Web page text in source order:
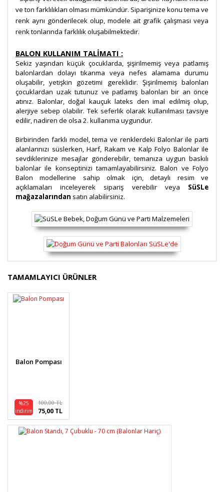
ve ton farklılıkları olması mümkündür. Siparişinize konu tema ve
renk aynı gönderilecek olup, modele ait grafik çalışması veya
renk tonlarında farklılık oluşabilmektedir.
BALON KULLANIM TALİMATI :
Sekiz yaşından küçük çocuklarda, şişirilmemiş veya patlamış
balonlardan dolayı tıkanma veya nefes alamama durumu
oluşabilir, yetişkin gözetimi gereklidir. Şişirilmemiş balonları
çocuklardan uzak tutunuz ve patlamış balonları bir an önce
atınız. Balonlar, doğal kauçuk lateks den imal edilmiş olup,
alerjiye sebep olabilir. Tek seferlik olarak kullanılması tavsiye
edilir, nadiren de olsa 2. kullanıma uygundur.
Birbirinden farklı model, tema ve renklerdeki Balonlar ile parti
alanlarınızı süslerken, Harf, Rakam ve Kalp Folyo Balonlar ile
sevdiklerinize mesajlar gönderebilir, temanıza uygun baskılı
balonlar ile konseptinizi tamamlayabilirsiniz. Balon ve Folyo
Balon modellerine sahip olmak için, detaylı resim ve
açıklamaları inceleyerek sipariş verebilir veya SüSLe
mağazalarından satın alabilirsiniz.
Bu ürünün fiyat bilgisi, resim, ürün açıklamalarında ve
diğer konularda yetersiz gördüğünüz noktaları öneri
formunu kullanarak tarafımıza iletebilirsiniz.
Görüş ve önerileriniz için teşekkür ederiz.
Ürün fiyatı diğer sitelerden daha pahalı.
TAMAMLAYICI ÜRÜNLER
Balon Pompası
%25
indirim
100,00 TL
75,00 TL